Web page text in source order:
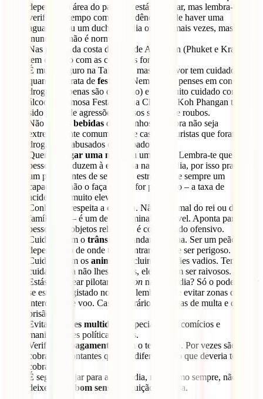
depende da área do país que estás a visitar, mas lembra-te de
verificar o tempo com antecedência. Pode haver uma
aguaceira ou um duche por dia ou dois mais vezes, mas a
inundação não é normal.
Nas
da costa do Mar de Andaman (Phuket e Krabi),
tem cuidado com as correntes fortes.
É muito seguro na Tailândia, mas por favor tem cuidado
quando se trata de festejar
. Nem sequer penses em consumir
drogas (as penas são de prisão) e tem muito cuidado com o
álcool. A famosa Festa da Lua Cheia de Koh Phangan tem
sido palco de agressões, abusos sexuais e roubos.
Não aceites bebidas de estranhos. Embora não seja
extremamente comum, houve casos de turistas que foram
drogados e abusados ou roubados.
Queres
alugar uma mota
ou um carro? Lembra-te que as
pessoas conduzem à esquerda na Tailândia, por isso pratica
um pouco antes de se fazer à estrada. Use sempre um
capacete e não o faça se não for praticado – a taxa de
acidentes é muito elevada.
Conhece e respeita a cultura. Não fales mal do rei ou da
família real – é um delito criminal e punível. Aponta para
pessoas ou objetos religiosos é considerado ofensivo.
Cuidado com o trânsito
ao andares na rua. Ser um peão,
dependendo de onde te encontrares, pode ser perigoso.
Cuidado com os animais
, incluindo os cães vadios. Tem
cuidado para não lhes tocares, eles podem ser raivosos.
Estás a planear pilotar um
dron na Tailândia? Só o podes fazer
se estiver registado no país e lembra-te de evitar zonas de
interdição de voo. Caso contrário, há penas de multa e de
prisão.
Evita
grandes multidões
, especialmente comícios e
manifestações políticas locais.
Verifica os
pagamentos
com o teu cartão. Por vezes são
cobrados montantes que são diferentes do que deveria ter sido
cobrado.
É seguro viajar para a Tailândia, mas, como sempre, não
deixes o teu bom senso e intuição em casa.